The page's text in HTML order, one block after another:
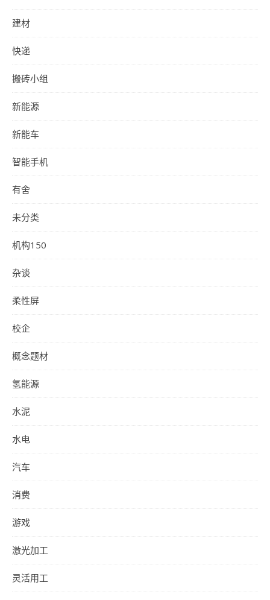
建材
快递
搬砖小组
新能源
新能车
智能手机
有舍
未分类
机构150
杂谈
柔性屏
校企
概念题材
氢能源
水泥
水电
汽车
消费
游戏
激光加工
灵活用工